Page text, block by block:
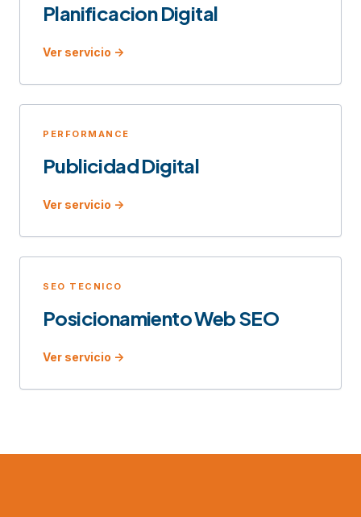
Planificacion Digital
Ver servicio ->
PERFORMANCE
Publicidad Digital
Ver servicio ->
SEO TECNICO
Posicionamiento Web SEO
Ver servicio ->